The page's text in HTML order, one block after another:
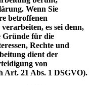
Wenn Sie
betroffenen
es sei denn,
Gründe für die
Rechte und
dient der
von
Art. 21 Abs. 1 DSGVO).